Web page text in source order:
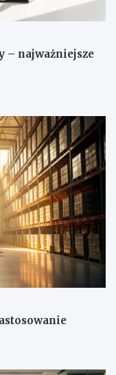
– najważniejsze